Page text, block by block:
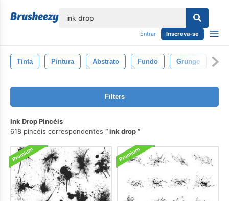
Entrar Inscreva-se
Tinta Pintura Abstrato Fundo Grunge
Filters
Ink Drop Pincéis
618 pincéis correspondentes
ink drop